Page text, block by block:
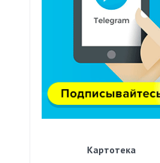
Картотека